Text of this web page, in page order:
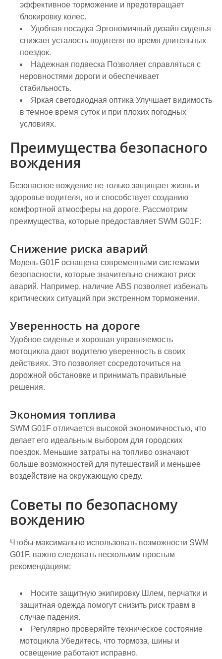
эффективное торможение и предотвращает
блокировку колес.
Удобная посадка Эргономичный дизайн сиденья
снижает усталость водителя во время длительных
поездок.
Надежная подвеска Позволяет справляться с
неровностями дороги и обеспечивает
стабильность.
Яркая светодиодная оптика Улучшает видимость
в темное время суток и при плохих погодных
условиях.
Преимущества безопасного
вождения
Безопасное вождение не только защищает жизнь и
здоровье водителя, но и способствует созданию
комфортной атмосферы на дороге. Рассмотрим
преимущества, которые предоставляет SWM G01F:
Снижение риска аварий
Модель G01F оснащена современными системами
безопасности, которые значительно снижают риск
аварий. Например, наличие ABS позволяет избежать
критических ситуаций при экстренном торможении.
Уверенность на дороге
Удобное сиденье и хорошая управляемость
мотоцикла дают водителю уверенность в своих
действиях. Это позволяет сосредоточиться на
дорожной обстановке и принимать правильные
решения.
Экономия топлива
SWM G01F отличается высокой экономичностью, что
делает его идеальным выбором для городских
поездок. Меньшие затраты на топливо означают
больше возможностей для путешествий и меньшее
воздействие на окружающую среду.
Советы по безопасному
вождению
Чтобы максимально использовать возможности SWM
G01F, важно следовать нескольким простым
рекомендациям:
Носите защитную экипировку Шлем, перчатки и
защитная одежда помогут снизить риск травм в
случае падения.
Регулярно проверяйте техническое состояние
мотоцикла Убедитесь, что тормоза, шины и
освещение работают исправно.